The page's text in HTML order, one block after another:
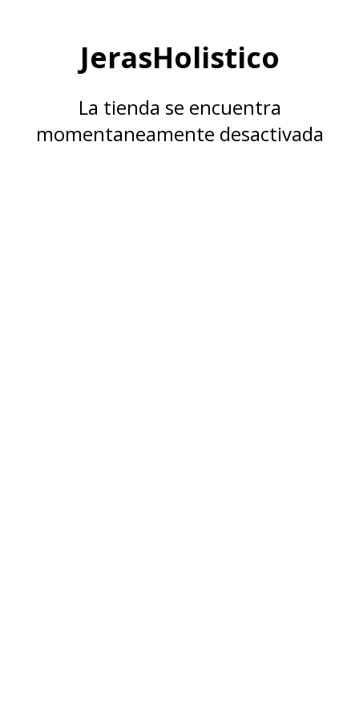
JerasHolistico
La tienda se encuentra
momentaneamente desactivada